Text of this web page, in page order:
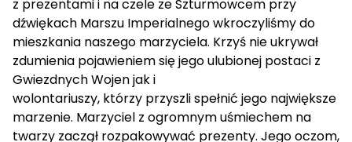
z prezentami i na czele ze Szturmowcem przy
dźwiękach Marszu Imperialnego wkroczyliśmy do
mieszkania naszego marzyciela. Krzyś nie ukrywał
zdumienia pojawieniem się jego ulubionej postaci z
Gwiezdnych Wojen jak i
wolontariuszy, którzy przyszli spełnić jego największe
marzenie. Marzyciel z ogromnym uśmiechem na
twarzy zaczął rozpakowywać prezenty. Jego oczom,